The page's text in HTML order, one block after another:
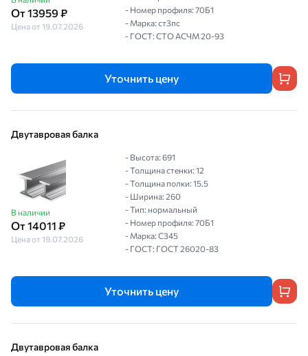
От 13959 ₽
Цена от 19.07.2026
- Номер профиля: 70Б1
- Марка: ст3пс
- ГОСТ: СТО АСЧМ 20-93
Уточнить цену
Двутавровая балка
В наличии
От 14011 ₽
Цена от 19.07.2026
- Высота: 691
- Толщина стенки: 12
- Толщина полки: 15.5
- Ширина: 260
- Тип: нормальный
- Номер профиля: 70Б1
- Марка: С345
- ГОСТ: ГОСТ 26020-83
Уточнить цену
Двутавровая балка